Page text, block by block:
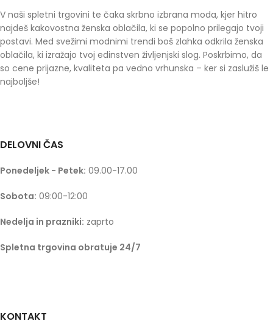
V naši spletni trgovini te čaka skrbno izbrana moda, kjer hitro
najdeš kakovostna ženska oblačila, ki se popolno prilegajo tvoji
postavi. Med svežimi modnimi trendi boš zlahka odkrila ženska
oblačila, ki izražajo tvoj edinstven življenjski slog. Poskrbimo, da
so cene prijazne, kvaliteta pa vedno vrhunska – ker si zaslužiš le
najboljše!
DELOVNI ČAS
Ponedeljek - Petek: 09.00-17.00
Sobota: 09:00-12:00
Nedelja in prazniki: zaprto
Spletna trgovina obratuje 24/7
KONTAKT